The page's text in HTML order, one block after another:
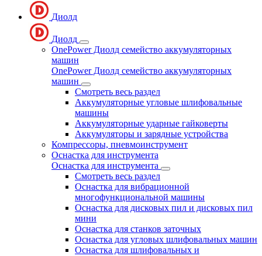
Диолд
Диолд
OnePower Диолд семейство аккумуляторных
машин
OnePower Диолд семейство аккумуляторных
машин
Смотреть весь раздел
Аккумуляторные угловые шлифовальные
машины
Аккумуляторные ударные гайковерты
Аккумуляторы и зарядные устройства
Компрессоры, пневмоинструмент
Оснастка для инструмента
Оснастка для инструмента
Смотреть весь раздел
Оснастка для вибрационной
многофункциональной машины
Оснастка для дисковых пил и дисковых пил
мини
Оснастка для станков заточных
Оснастка для угловых шлифовальных машин
Оснастка для шлифовальных и